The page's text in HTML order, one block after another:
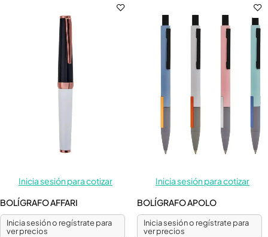
Inicia sesión para cotizar
BOLÍGRAFO AFFARI
Inicia sesión o regístrate para
ver precios
Inicia sesión para cotizar
BOLÍGRAFO APOLO
Inicia sesión o regístrate para
ver precios